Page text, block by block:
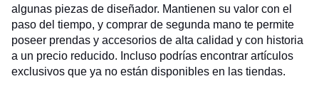
algunas piezas de diseñador. Mantienen su valor con el
paso del tiempo, y comprar de segunda mano te permite
poseer prendas y accesorios de alta calidad y con historia
a un precio reducido. Incluso podrías encontrar artículos
exclusivos que ya no están disponibles en las tiendas.